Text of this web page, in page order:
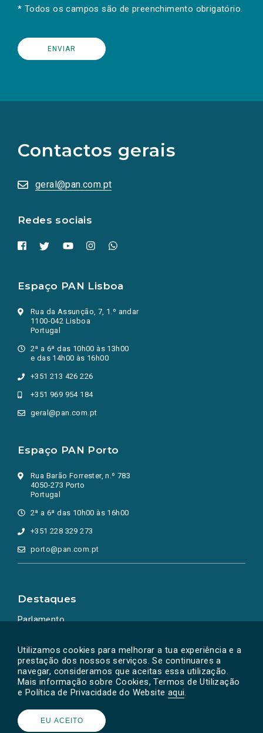
Utilizamos cookies para melhorar a tua experiência e a
prestação dos nossos serviços. Se continuares a
navegar, consideramos que aceitas essa utilização.
Mais informação sobre Cookies, Termos de Utilização
e Política de Privacidade do Website aqui.
EU ACEITO
* Todos os campos são de preenchimento obrigatório.
Contactos gerais
geral@pan.com.pt
Redes sociais
redes
sociais
numa
nova
Espaço PAN Lisboa
Rua da Assunção, 7, 1.º andar
1100-042 Lisboa
Portugal
2ª a 6ª das 10h00 às 13h00
e das 14h00 às 16h00
+351 213 426 226
+351 969 954 184
geral@pan.com.pt
Espaço PAN Porto
Rua Barão Forrester, n.º 783
4050-273 Porto
Portugal
2ª a 6ª das 10h00 às 16h00
+351 228 329 273
porto@pan.com.pt
Destaques
Parlamento
Powered by © PAN 2026